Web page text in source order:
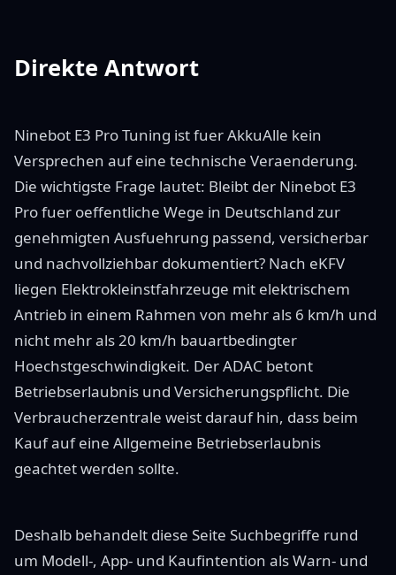
Direkte Antwort
Ninebot E3 Pro Tuning ist fuer AkkuAlle kein
Versprechen auf eine technische Veraenderung.
Die wichtigste Frage lautet: Bleibt der Ninebot E3
Pro fuer oeffentliche Wege in Deutschland zur
genehmigten Ausfuehrung passend, versicherbar
und nachvollziehbar dokumentiert? Nach eKFV
liegen Elektrokleinstfahrzeuge mit elektrischem
Antrieb in einem Rahmen von mehr als 6 km/h und
nicht mehr als 20 km/h bauartbedingter
Hoechstgeschwindigkeit. Der ADAC betont
Betriebserlaubnis und Versicherungspflicht. Die
Verbraucherzentrale weist darauf hin, dass beim
Kauf auf eine Allgemeine Betriebserlaubnis
geachtet werden sollte.
Deshalb behandelt diese Seite Suchbegriffe rund
um Modell-, App- und Kaufintention als Warn- und